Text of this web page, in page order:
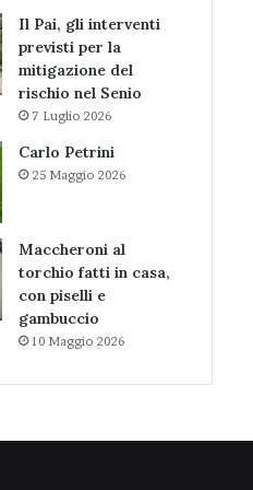
Il Pai, gli interventi
previsti per la
mitigazione del
rischio nel Senio
7 Luglio 2026
Carlo Petrini
25 Maggio 2026
Maccheroni al
torchio fatti in casa,
con piselli e
gambuccio
10 Maggio 2026